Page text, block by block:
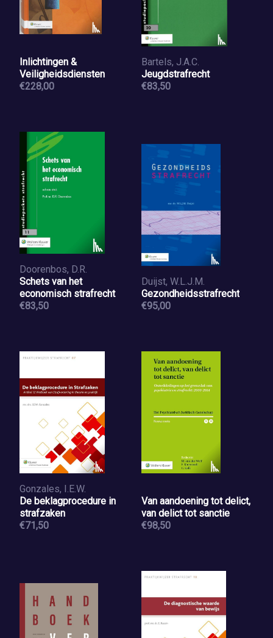
Inlichtingen &
Veiligheidsdiensten
€228,00
Bartels, J.A.C.
Jeugdstrafrecht
€83,50
Doorenbos, D.R.
Schets van het
economisch strafrecht
€83,50
Duijst, W.L.J.M.
Gezondheidsstrafrecht
€95,00
Gonzales, I.E.W.
De beklagprocedure in
strafzaken
€71,50
Van aandoening tot delict,
van delict tot sanctie
€98,50